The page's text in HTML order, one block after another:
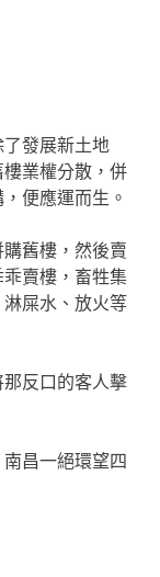
發展新土地
業權分散，併
便應運而生。
舊樓，然後賣
賣樓，畜牲集
屎水、放火等
反口的客人擊
昌一絕環望四